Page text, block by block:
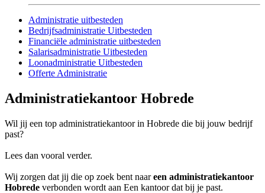
Administratie uitbesteden
Bedrijfsadministratie Uitbesteden
Financiële administratie uitbesteden
Salarisadministratie Uitbesteden
Loonadministratie Uitbesteden
Offerte Administratie
Administratiekantoor Hobrede
Wil jij een top administratiekantoor in Hobrede die bij jouw bedrijf
past?
Lees dan vooral verder.
Wij zorgen dat jij die op zoek bent naareen administratiekantoor
Hobrede verbonden wordt aan Een kantoor dat bij je past.